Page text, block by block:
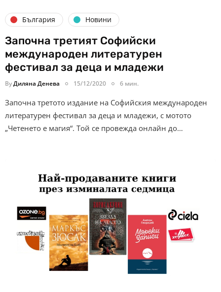
България Новини
Започна третият Софийски
международен литературен
фестивал за деца и младежи
ByДиляна Денева 15/12/2020 6 мин.
Започна третото издание на Софийския международен
литературен фестивал за деца и младежи, с мотото
„Четенето е магия“. Той се провежда онлайн до…